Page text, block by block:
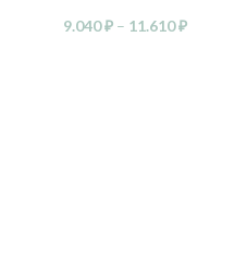
9.040₽ – 11.610₽